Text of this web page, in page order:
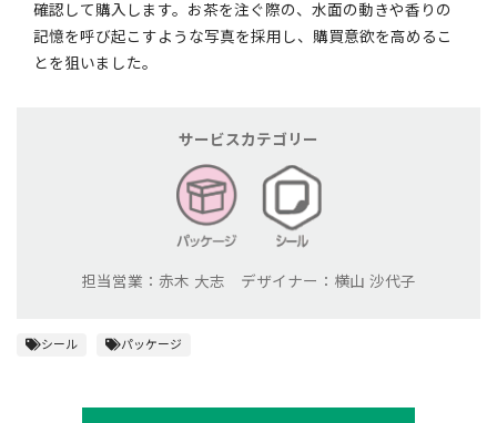
確認して購入します。お茶を注ぐ際の、水面の動きや香りの
記憶を呼び起こすような写真を採用し、購買意欲を高めるこ
とを狙いました。
サービスカテゴリー
担当営業：赤木 大志 デザイナー：横山 沙代子
シール パッケージ